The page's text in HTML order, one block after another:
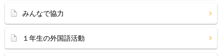
みんなで協力
１年生の外国語活動